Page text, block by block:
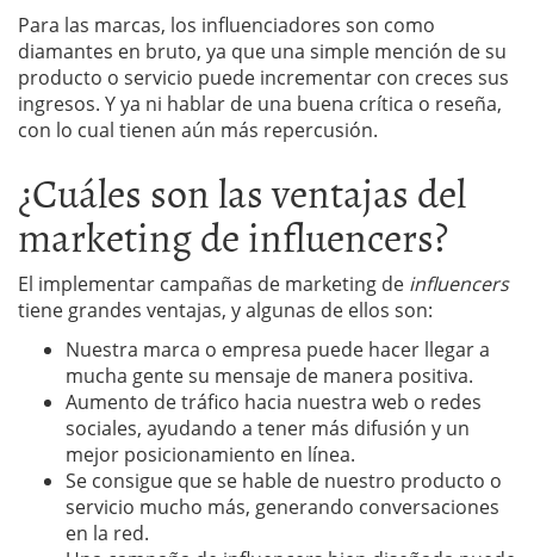
Para las marcas, los influenciadores son como
diamantes en bruto, ya que una simple mención de su
producto o servicio puede incrementar con creces sus
ingresos. Y ya ni hablar de una buena crítica o reseña,
con lo cual tienen aún más repercusión.
¿Cuáles son las ventajas del
marketing de influencers?
El implementar campañas de marketing de influencers
tiene grandes ventajas, y algunas de ellos son:
Nuestra marca o empresa puede hacer llegar a
mucha gente su mensaje de manera positiva.
Aumento de tráfico hacia nuestra web o redes
sociales, ayudando a tener más difusión y un
mejor posicionamiento en línea.
Se consigue que se hable de nuestro producto o
servicio mucho más, generando conversaciones
en la red.